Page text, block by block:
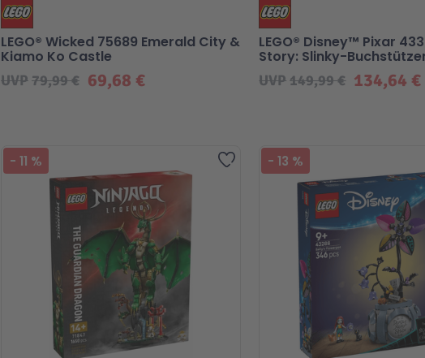
69,68 €
UVP79,99 €
LEGO® Wicked 75689 Emerald City &
Kiamo Ko Castle
134,64 €
UVP149,99 €
LEGO® Disney™ Pixar
Story: Slinky-
Zur Wunschliste hinzufügen
- 11 % -13 %